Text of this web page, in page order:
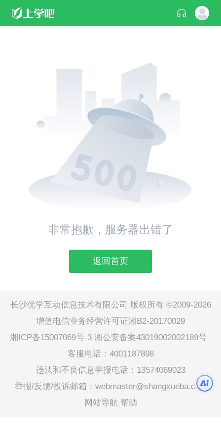
非常抱歉，服务器出错了
返回首页
长沙优学互动信息技术有限公司 版权所有 ©2009-2026
增值电信业务经营许可证湘B2-20170029
湘ICP备15007069号-3 湘公安备案43019002002189号
客服电话：4001187898
违法和不良信息举报电话：13574069023
举报/反馈/投诉邮箱：webmaster@shangxueba.com
网站导航 帮助